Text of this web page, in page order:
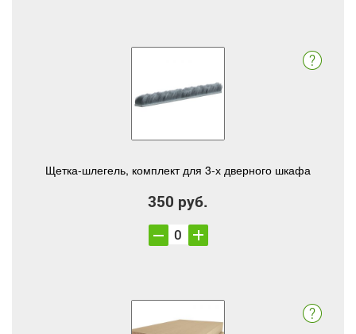
Щетка-шлегель, комплект для 3-х дверного шкафа
350 руб.